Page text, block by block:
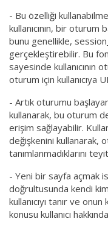
- Bu özelliği
kullanıcının, bir oturum
bunu genellikle,
gerçekleştirebilir. Bu
sayesinde kullanıcının
oturum için kullanıcıya
- Artık oturumu
kullanarak, bu oturum
erişim sağlayabilir.
değişkenini kullanarak,
tanımlanmadıklarını
- Yeni bir sayfa açmak
doğrultusunda kendi
kullanıcıyı tanır ve
konusu kullanıcı